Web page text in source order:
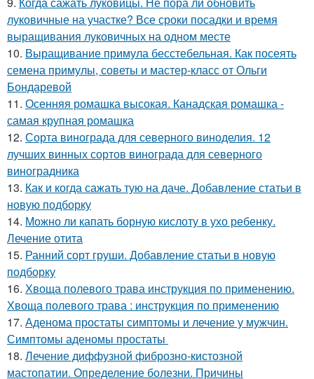
луковичные на участке? Все сроки посадки и время
выращивания луковичных на одном месте
10. Выращивание примула бесстебельная. Как посеять
семена примулы, советы и мастер-класс от Ольги
Бондаревой
11. Осенняя ромашка высокая. Канадская ромашка -
самая крупная ромашка
12. Сорта винограда для северного виноделия. 12
лучших винных сортов винограда для северного
виноградника
13. Как и когда сажать тую на даче. Добавление статьи в
новую подборку
14. Можно ли капать борную кислоту в ухо ребенку.
Лечение отита
15. Ранний сорт груши. Добавление статьи в новую
подборку
16. Хвоща полевого трава инструкция по применению.
Хвоща полевого трава : инструкция по применению
17. Аденома простаты симптомы и лечение у мужчин.
Симптомы аденомы простаты
18. Лечение диффузной фиброзно-кистозной
мастопатии. Определение болезни. Причины